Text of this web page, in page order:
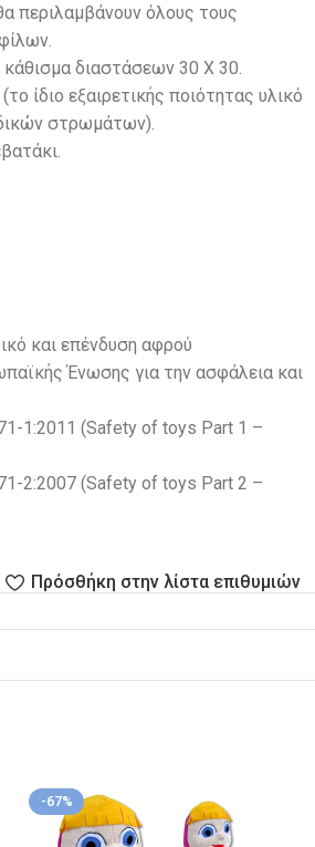
περιλαμβάνουν όλους τους
κάθισμα διαστάσεων 30 Χ 30.
ίδιο εξαιρετικής ποιότητας υλικό
στρωμάτων).
και επένδυση αφρού
Ένωσης για την ασφάλεια και
1:2011 (Safety of toys Part 1 –
2:2007 (Safety of toys Part 2 –
Πρόσθήκη στην λίστα επιθυμιών
-67%